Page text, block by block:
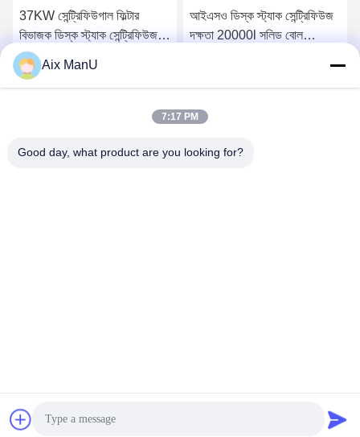
37KW সেন্ট্রিফিউগাল ফিল্টার
বিভাজক ডিস্ক স্ট্যাক সেন্ট্রিফিউজ
দক্ষতা 15000L/H
সেরা দাম পান
আইএসও ডিস্ক স্ট্যাক সেন্ট্রিফিউজ
দক্ষতা 20000l সলিড বোল
সেরা দাম পান
Aix ManU
7:17 PM
Good day, what product are you looking for?